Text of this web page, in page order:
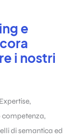
e
i nostri
competenza,
di semantica ed